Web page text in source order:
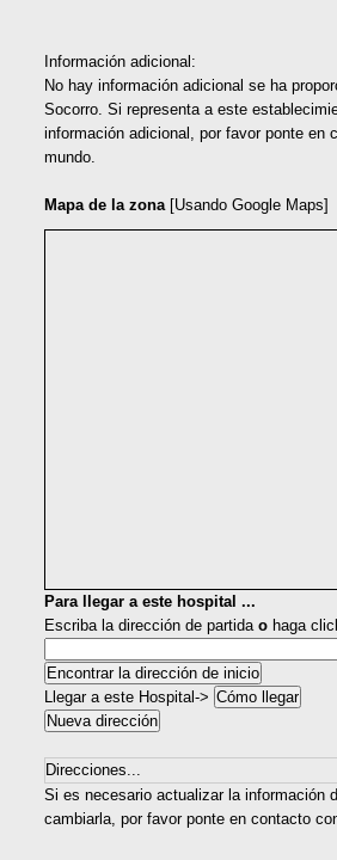
Información adicional:
No hay información adicional se ha
Socorro. Si representa a este
información adicional, por favor ponte en
mundo.
Mapa de la zona[Usando Google Maps]
Para llegar a este hospital ...
Escriba la dirección de partida o haga
Llegar a este Hospital->
Direcciones...
Si es necesario actualizar la información
cambiarla, por favor ponte en contacto